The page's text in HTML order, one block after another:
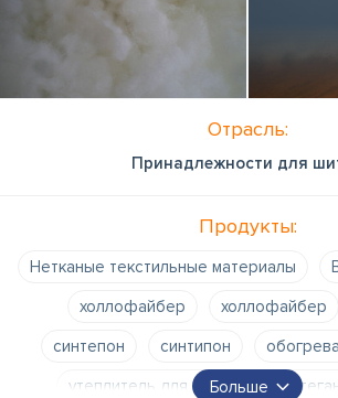
Отрасль:
Принадлежности для
Продукты:
Нетканые текстильные материалы
холлофайбер
холлофайбер
синтепон
синтипон
утеплитель для одежды
Больше